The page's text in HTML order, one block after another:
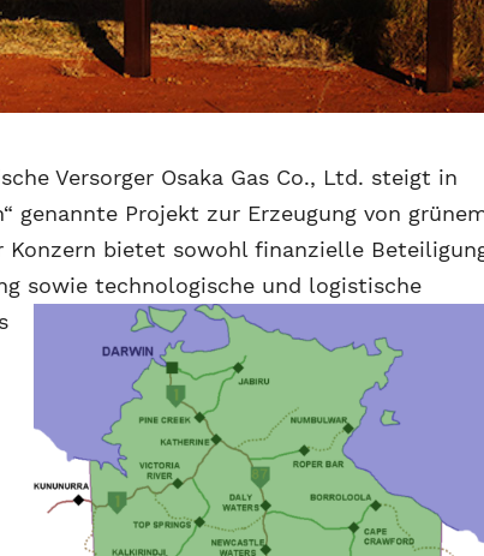
Versorger Osaka Gas Co., Ltd. steigt in
genannte Projekt zur Erzeugung von
Konzern bietet sowohl finanzielle
sowie technologische und logistische